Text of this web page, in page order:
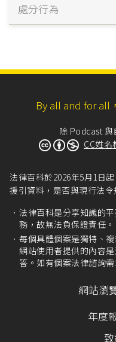
處分行為
By all and for all
除 Podcast
CC姓
法律百科於2026年5月1日
援引資料，是否與現行法令
法律百科是分享知識的
務，故無法負保證責任。
每個具體個案是獨特、
網站使用者提供的內容
答。如有個案法律諮詢
網站瀏
年度